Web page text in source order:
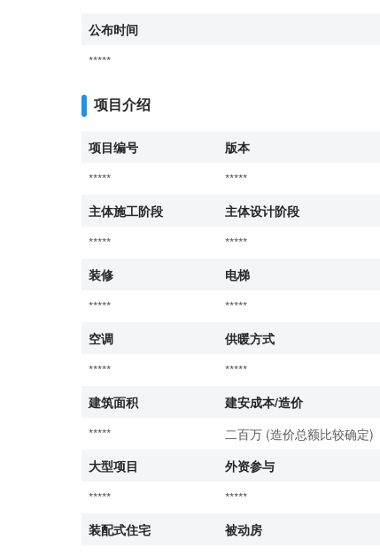
公布时间
*****
项目介绍
项目编号 版本
*****
*****
主体施工阶段
主体设计阶段
*****
*****
装修
电梯
*****
*****
空调
供暖方式
*****
*****
建筑面积
建安成本/造价
*****
二百万 (造价总额比较确定)
大型项目
外资参与
*****
*****
装配式住宅
被动房